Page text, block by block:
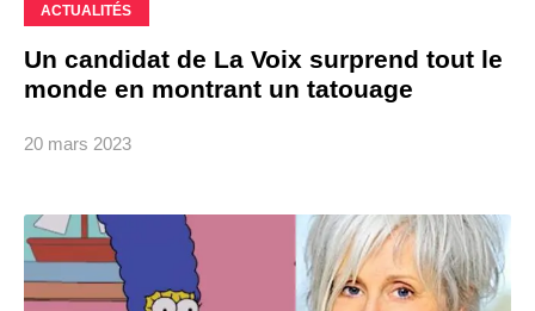
ACTUALITÉS
Un candidat de La Voix surprend tout le
monde en montrant un tatouage
20 mars 2023